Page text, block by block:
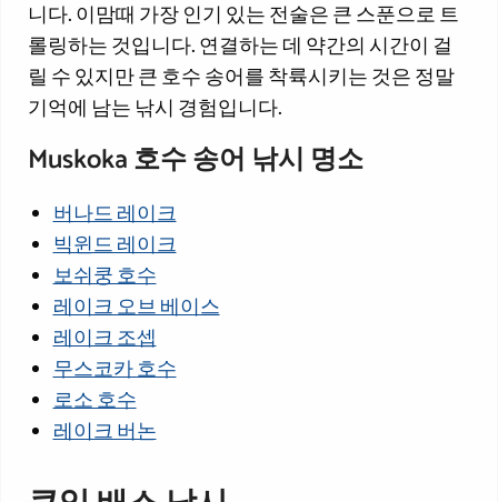
니다. 이맘때 가장 인기 있는 전술은 큰 스푼으로 트
롤링하는 것입니다. 연결하는 데 약간의 시간이 걸
릴 수 있지만 큰 호수 송어를 착륙시키는 것은 정말
기억에 남는 낚시 경험입니다.
Muskoka 호수 송어 낚시 명소
버나드 레이크
빅윈드 레이크
보쉬쿵 호수
레이크 오브 베이스
레이크 조셉
무스코카 호수
로소 호수
레이크 버논